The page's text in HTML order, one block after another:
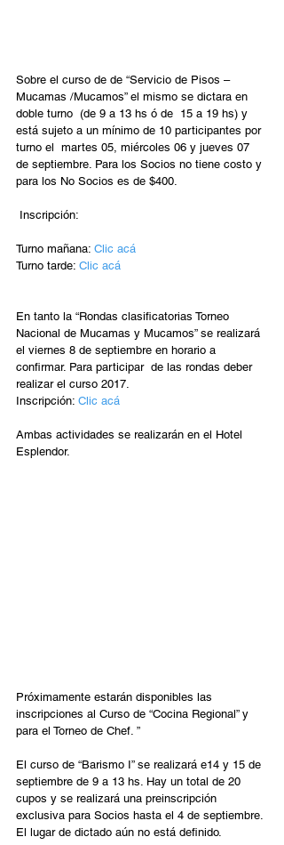
Sobre el curso de de “Servicio de Pisos –
Mucamas /Mucamos” el mismo se dictara en
doble turno  (de 9 a 13 hs ó de  15 a 19 hs) y
está sujeto a un mínimo de 10 participantes por
turno el  martes 05, miércoles 06 y jueves 07
de septiembre. Para los Socios no tiene costo y
para los No Socios es de $400.
Inscripción:
Turno mañana: Clic acá
Turno tarde: Clic acá
En tanto la “Rondas clasificatorias Torneo
Nacional de Mucamas y Mucamos” se realizará
el viernes 8 de septiembre en horario a
confirmar. Para participar  de las rondas deber
realizar el curso 2017.
Inscripción: Clic acá
Ambas actividades se realizarán en el Hotel
Esplendor.
Próximamente estarán disponibles las
inscripciones al Curso de “Cocina Regional” y
para el Torneo de Chef. ”
El curso de “Barismo I” se realizará e14 y 15 de
septiembre de 9 a 13 hs. Hay un total de 20
cupos y se realizará una preinscripción
exclusiva para Socios hasta el 4 de septiembre.
El lugar de dictado aún no está definido.